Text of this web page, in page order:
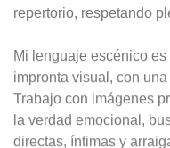
repertorio, respetando
Mi lenguaje escénico
impronta visual, con
Trabajo con imágenes
la verdad emocional,
directas, íntimas y